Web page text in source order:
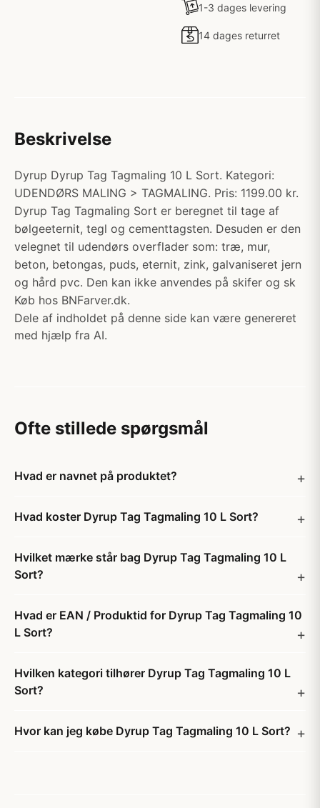
1-3 dages levering
14 dages returret
Beskrivelse
Dyrup Dyrup Tag Tagmaling 10 L Sort. Kategori:
UDENDØRS MALING > TAGMALING. Pris: 1199.00 kr.
Dyrup Tag Tagmaling Sort er beregnet til tage af
bølgeeternit, tegl og cementtagsten. Desuden er den
velegnet til udendørs overflader som: træ, mur,
beton, betongas, puds, eternit, zink, galvaniseret jern
og hård pvc. Den kan ikke anvendes på skifer og sk
Køb hos BNFarver.dk.
Dele af indholdet på denne side kan være genereret
med hjælp fra AI.
Ofte stillede spørgsmål
Hvad er navnet på produktet?
Hvad koster Dyrup Tag Tagmaling 10 L Sort?
Hvilket mærke står bag Dyrup Tag Tagmaling 10 L
Sort?
Hvad er EAN / Produktid for Dyrup Tag Tagmaling 10
L Sort?
Hvilken kategori tilhører Dyrup Tag Tagmaling 10 L
Sort?
Hvor kan jeg købe Dyrup Tag Tagmaling 10 L Sort?